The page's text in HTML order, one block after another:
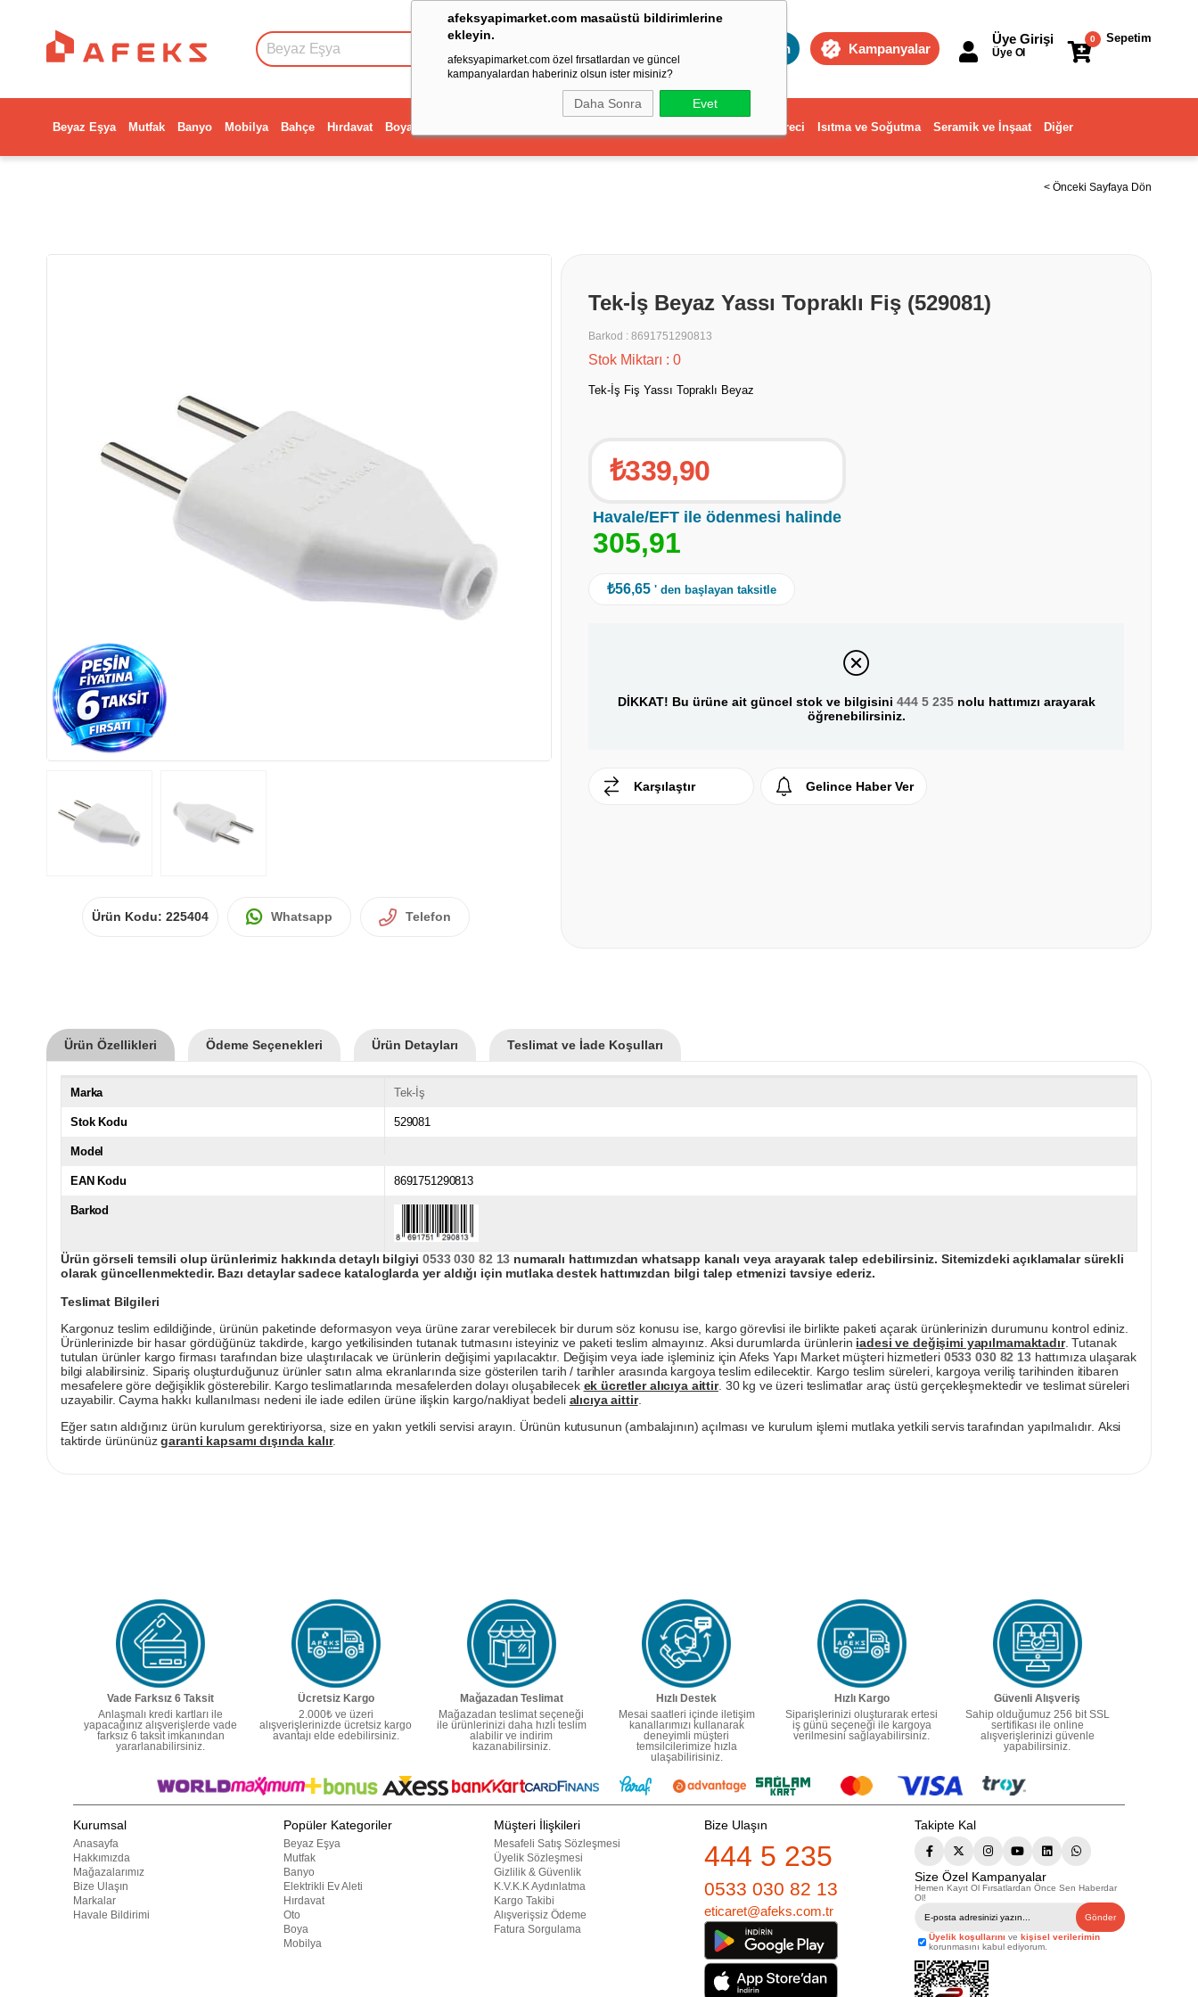
afeksyapimarket.com masaüstü bildirimlerine
ekleyin.
afeksyapimarket.com özel fırsatlardan ve güncel
kampanyalardan haberiniz olsun ister misiniz?
Daha Sonra Evet
Toptan Kampanyalar
Sepetim
0
Üye Girişi
Üye Ol
Beyaz Eşya Mutfak Banyo Mobilya Bahçe Hırdavat Boya Dekorasyon ve Ev Gereci Isıtma ve Soğutma Seramik ve İnşaat Diğer
< Önceki Sayfaya Dön
Ürün Kodu: 225404 Whatsapp Telefon
Tek-İş Beyaz Yassı Topraklı Fiş (529081)
Barkod : 8691751290813
Stok Miktarı : 0
Tek-İş Fiş Yassı Topraklı Beyaz
₺339,90
Havale/EFT ile ödenmesi halinde
305,91
₺56,65 ' den başlayan taksitle
DİKKAT! Bu ürüne ait güncel stok ve bilgisini 444 5 235nolu hattımızı arayarak
öğrenebilirsiniz.
Karşılaştır Gelince Haber Ver
Ürün Özellikleri Ödeme Seçenekleri Ürün Detayları Teslimat ve İade Koşulları
Marka Tek-İş
Stok Kodu 529081
Model
EAN Kodu 8691751290813
Barkod
Ürün görseli temsili olup ürünlerimiz hakkında detaylı bilgiyi0533 030 82 13 numaralı hattımızdan whatsapp kanalı veya arayarak talep edebilirsiniz. Sitemizdeki açıklamalar sürekli
olarak güncellenmektedir. Bazı detaylar sadece kataloglarda yer aldığı için mutlaka destek hattımızdan bilgi talep etmenizi tavsiye ederiz.
Teslimat Bilgileri
Kargonuz teslim edildiğinde, ürünün paketinde deformasyon veya ürüne zarar verebilecek bir durum söz konusu ise, kargo görevlisi ile birlikte paketi açarak ürünlerinizin durumunu kontrol ediniz.
Ürünlerinizde bir hasar gördüğünüz takdirde, kargo yetkilisinden tutanak tutmasını isteyiniz ve paketi teslim almayınız. Aksi durumlarda ürünlerin iadesi ve değişimi yapılmamaktadır. Tutanak
tutulan ürünler kargo firması tarafından bize ulaştırılacak ve ürünlerin değişimi yapılacaktır. Değişim veya iade işleminiz için Afeks Yapı Market müşteri hizmetleri 0533 030 82 13hattımıza ulaşarak
bilgi alabilirsiniz. Sipariş oluşturduğunuz ürünler satın alma ekranlarında size gösterilen tarih / tarihler arasında kargoya teslim edilecektir. Kargo teslim süreleri, kargoya veriliş tarihinden itibaren
mesafelere göre değişiklik gösterebilir. Kargo teslimatlarında mesafelerden dolayı oluşabilecek ek ücretler alıcıya aittir. 30 kg ve üzeri teslimatlar araç üstü gerçekleşmektedir ve teslimat süreleri
uzayabilir. Cayma hakkı kullanılması nedeni ile iade edilen ürüne ilişkin kargo/nakliyat bedeli alıcıya aittir.
Eğer satın aldığınız ürün kurulum gerektiriyorsa, size en yakın yetkili servisi arayın. Ürünün kutusunun (ambalajının) açılması ve kurulum işlemi mutlaka yetkili servis tarafından yapılmalıdır. Aksi
taktirde ürününüzgaranti kapsamı dışında kalır.
Vade Farksız 6 Taksit
Anlaşmalı kredi kartları ile
yapacağınız alışverişlerde vade
farksız 6 taksit imkanından
yararlanabilirsiniz.
Ücretsiz Kargo
2.000₺ ve üzeri
alışverişlerinizde ücretsiz kargo
avantajı elde edebilirsiniz.
Mağazadan Teslimat
Mağazadan teslimat seçeneği
ile ürünlerinizi daha hızlı teslim
alabilir ve indirim
kazanabilirsiniz.
Hızlı Destek
Mesai saatleri içinde iletişim
kanallarımızı kullanarak
deneyimli müşteri
temsilcilerimize hızla
ulaşabilirisiniz.
Hızlı Kargo
Siparişlerinizi oluşturarak ertesi
iş günü seçeneği ile kargoya
verilmesini sağlayabilirsiniz.
Güvenli Alışveriş
Sahip olduğumuz 256 bit SSL
sertifikası ile online
alışverişlerinizi güvenle
yapabilirsiniz.
Kurumsal
Anasayfa
Hakkımızda
Mağazalarımız
Bize Ulaşın
Markalar
Havale Bildirimi
Popüler Kategoriler
Beyaz Eşya
Mutfak
Banyo
Elektrikli Ev Aleti
Hırdavat
Oto
Boya
Mobilya
Müşteri İlişkileri
Mesafeli Satış Sözleşmesi
Üyelik Sözleşmesi
Gizlilik & Güvenlik
K.V.K.K Aydınlatma
Kargo Takibi
Alışverişsiz Ödeme
Fatura Sorgulama
Bize Ulaşın
444 5 235
0533 030 82 13
eticaret@afeks.com.tr
Takipte Kal
Size Özel Kampanyalar
Hemen Kayıt Ol Fırsatlardan Önce Sen Haberdar
Ol!
Gönder
Üyelik koşullarını ve kişisel verilerimin
korunmasını kabul ediyorum.